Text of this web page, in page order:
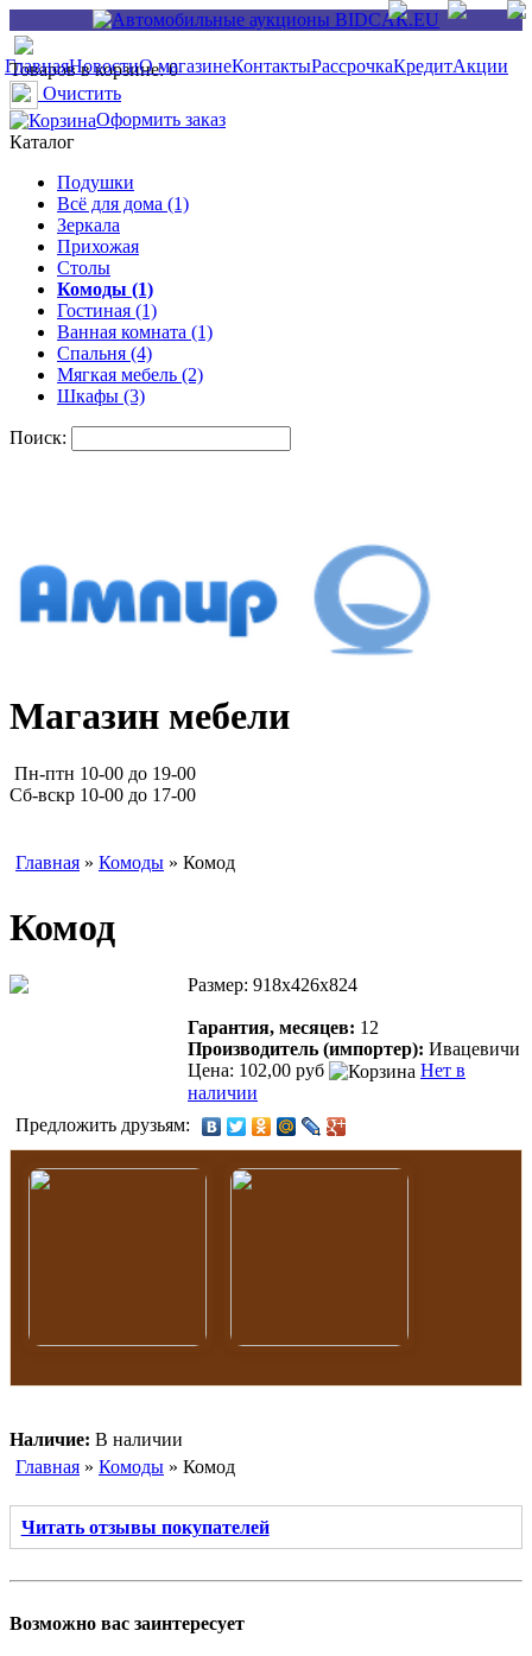
ГлавнаяНовостиО магазинеКонтактыРассрочкаКредитАкции
Товаров в корзине: 0
Очистить
Оформить заказ
Каталог
Подушки
Всё для дома (1)
Зеркала
Прихожая
Столы
Комоды (1)
Гостиная (1)
Ванная комната (1)
Спальня (4)
Мягкая мебель (2)
Шкафы (3)
Поиск:
Магазин мебели
Пн-птн 10-00 до 19-00
Сб-вскр 10-00 до 17-00
Главная » Комоды » Комод
Комод
Размер: 918х426х824
Гарантия, месяцев: 12
Производитель (импортер): Ивацевичи
Цена: 102,00 руб
Нет в
наличии
Предложить друзьям:
Наличие: В наличии
Главная » Комоды » Комод
Читать отзывы покупателей
Возможно вас заинтересует